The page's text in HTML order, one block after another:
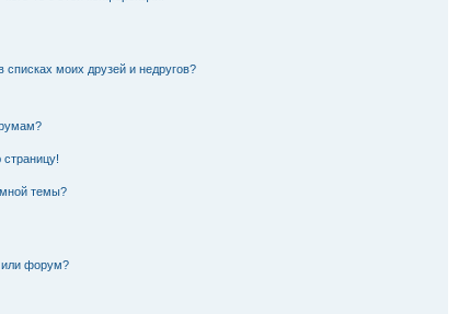
списках моих друзей и недругов?
страницу!
темы?
или форум?